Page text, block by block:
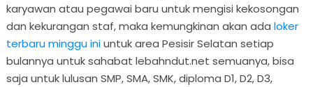
karyawan atau pegawai baru untuk mengisi kekosongan
dan kekurangan staf, maka kemungkinan akan ada loker
terbaru minggu iniuntuk area Pesisir Selatan setiap
bulannya untuk sahabat lebahndut.net semuanya, bisa
saja untuk lulusan SMP, SMA, SMK, diploma D1, D2, D3,